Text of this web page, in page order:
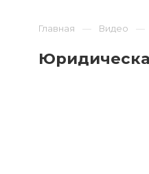
Главная Видео